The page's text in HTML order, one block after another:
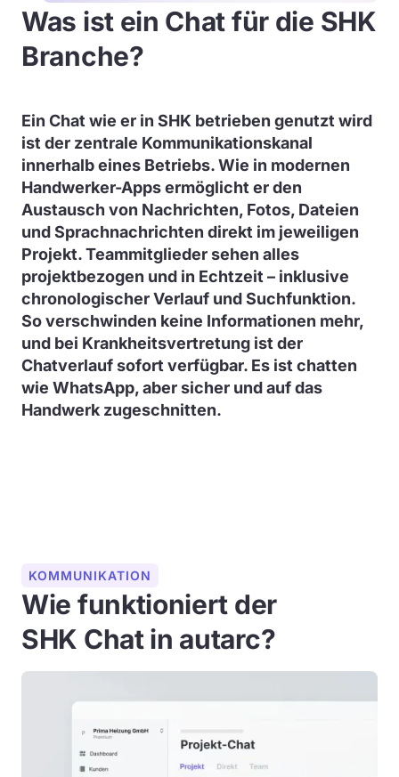
Was ist ein Chat für die SHK
Branche?
Ein Chat wie er in SHK betrieben genutzt wird
ist der zentrale Kommunikationskanal
innerhalb eines Betriebs. Wie in modernen
Handwerker-Apps ermöglicht er den
Austausch von Nachrichten, Fotos, Dateien
und Sprachnachrichten direkt im jeweiligen
Projekt. Teammitglieder sehen alles
projektbezogen und in Echtzeit – inklusive
chronologischer Verlauf und Suchfunktion.
So verschwinden keine Informationen mehr,
und bei Krankheitsvertretung ist der
Chatverlauf sofort verfügbar. Es ist chatten
wie WhatsApp, aber sicher und auf das
Handwerk zugeschnitten.
KOMMUNIKATION
Wie funktioniert der
SHK Chat in autarc?